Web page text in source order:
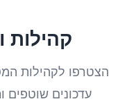
קהילות
הצטרפו לקהילות
עדכונים שוטפים